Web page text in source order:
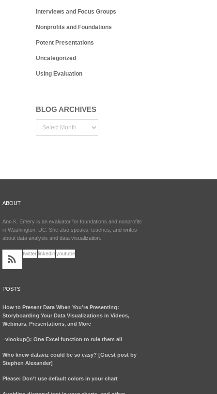
Interviews and Focus Groups
Nonprofits and Foundations
Potent Presentations
Uncategorized
Using Evaluation
BLOG ARCHIVES
ABOUT
Ann K. Emery is an evaluator for foundations and nonprofits
in Washington, DC. She also speaks, teaches, and writes
about data analysis and data visualization.
twitterlinkedinyoutube
POSTS
How to Present Data When You’re Presenting:
Storyboarding Your Data Visualizations in Videos,
Webinars, Presentations, and More
=vlookup(): One Excel function to rule them all
Who knew dataviz could be so easy? [Guest post by
Stephen Alexander]
Please: Don’t use default colors in your chart